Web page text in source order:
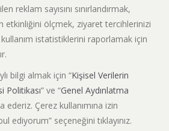
for
HL | Assembled Roving for
Head Liner Applications
for
reklam sayısını sınırlandırmak,
etkinliğini ölçmek, ziyaret tercihlerinizi
istatistiklerini raporlamak için
bilgi almak için “Kişisel Verilerin
Politikası” ve “Genel Aydınlatma
ederiz. Çerez kullanımına izin
ediyorum” seçeneğini tıklayınız.